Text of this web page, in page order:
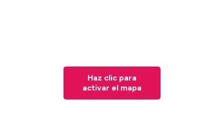
Haz clic para
activar el mapa